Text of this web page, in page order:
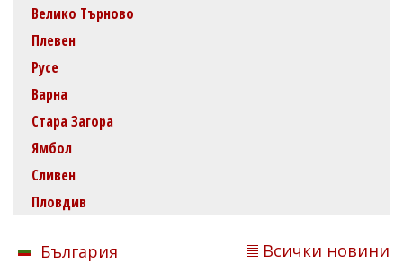
Велико Търново
Плевен
Русе
Варна
Стара Загора
Ямбол
Сливен
Пловдив
България Всички новини